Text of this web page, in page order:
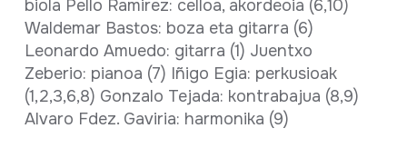
biola Pello Ramirez: celloa, akordeoia (6,10)
Waldemar Bastos: boza eta gitarra (6)
Leonardo Amuedo: gitarra (1) Juentxo
Zeberio: pianoa (7) Iñigo Egia: perkusioak
(1,2,3,6,8) Gonzalo Tejada: kontrabajua (8,9)
Alvaro Fdez. Gaviria: harmonika (9)